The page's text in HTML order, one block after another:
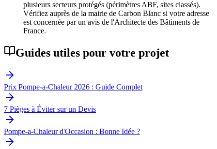
plusieurs secteurs protégés (périmètres ABF, sites classés).
Vérifiez auprès de la mairie de Carbon Blanc si votre adresse
est concernée par un avis de l'Architecte des Bâtiments de
France.
Guides utiles pour votre projet
Prix Pompe-a-Chaleur 2026 : Guide Complet
7 Pièges à Éviter sur un Devis
Pompe-a-Chaleur d'Occasion : Bonne Idée ?